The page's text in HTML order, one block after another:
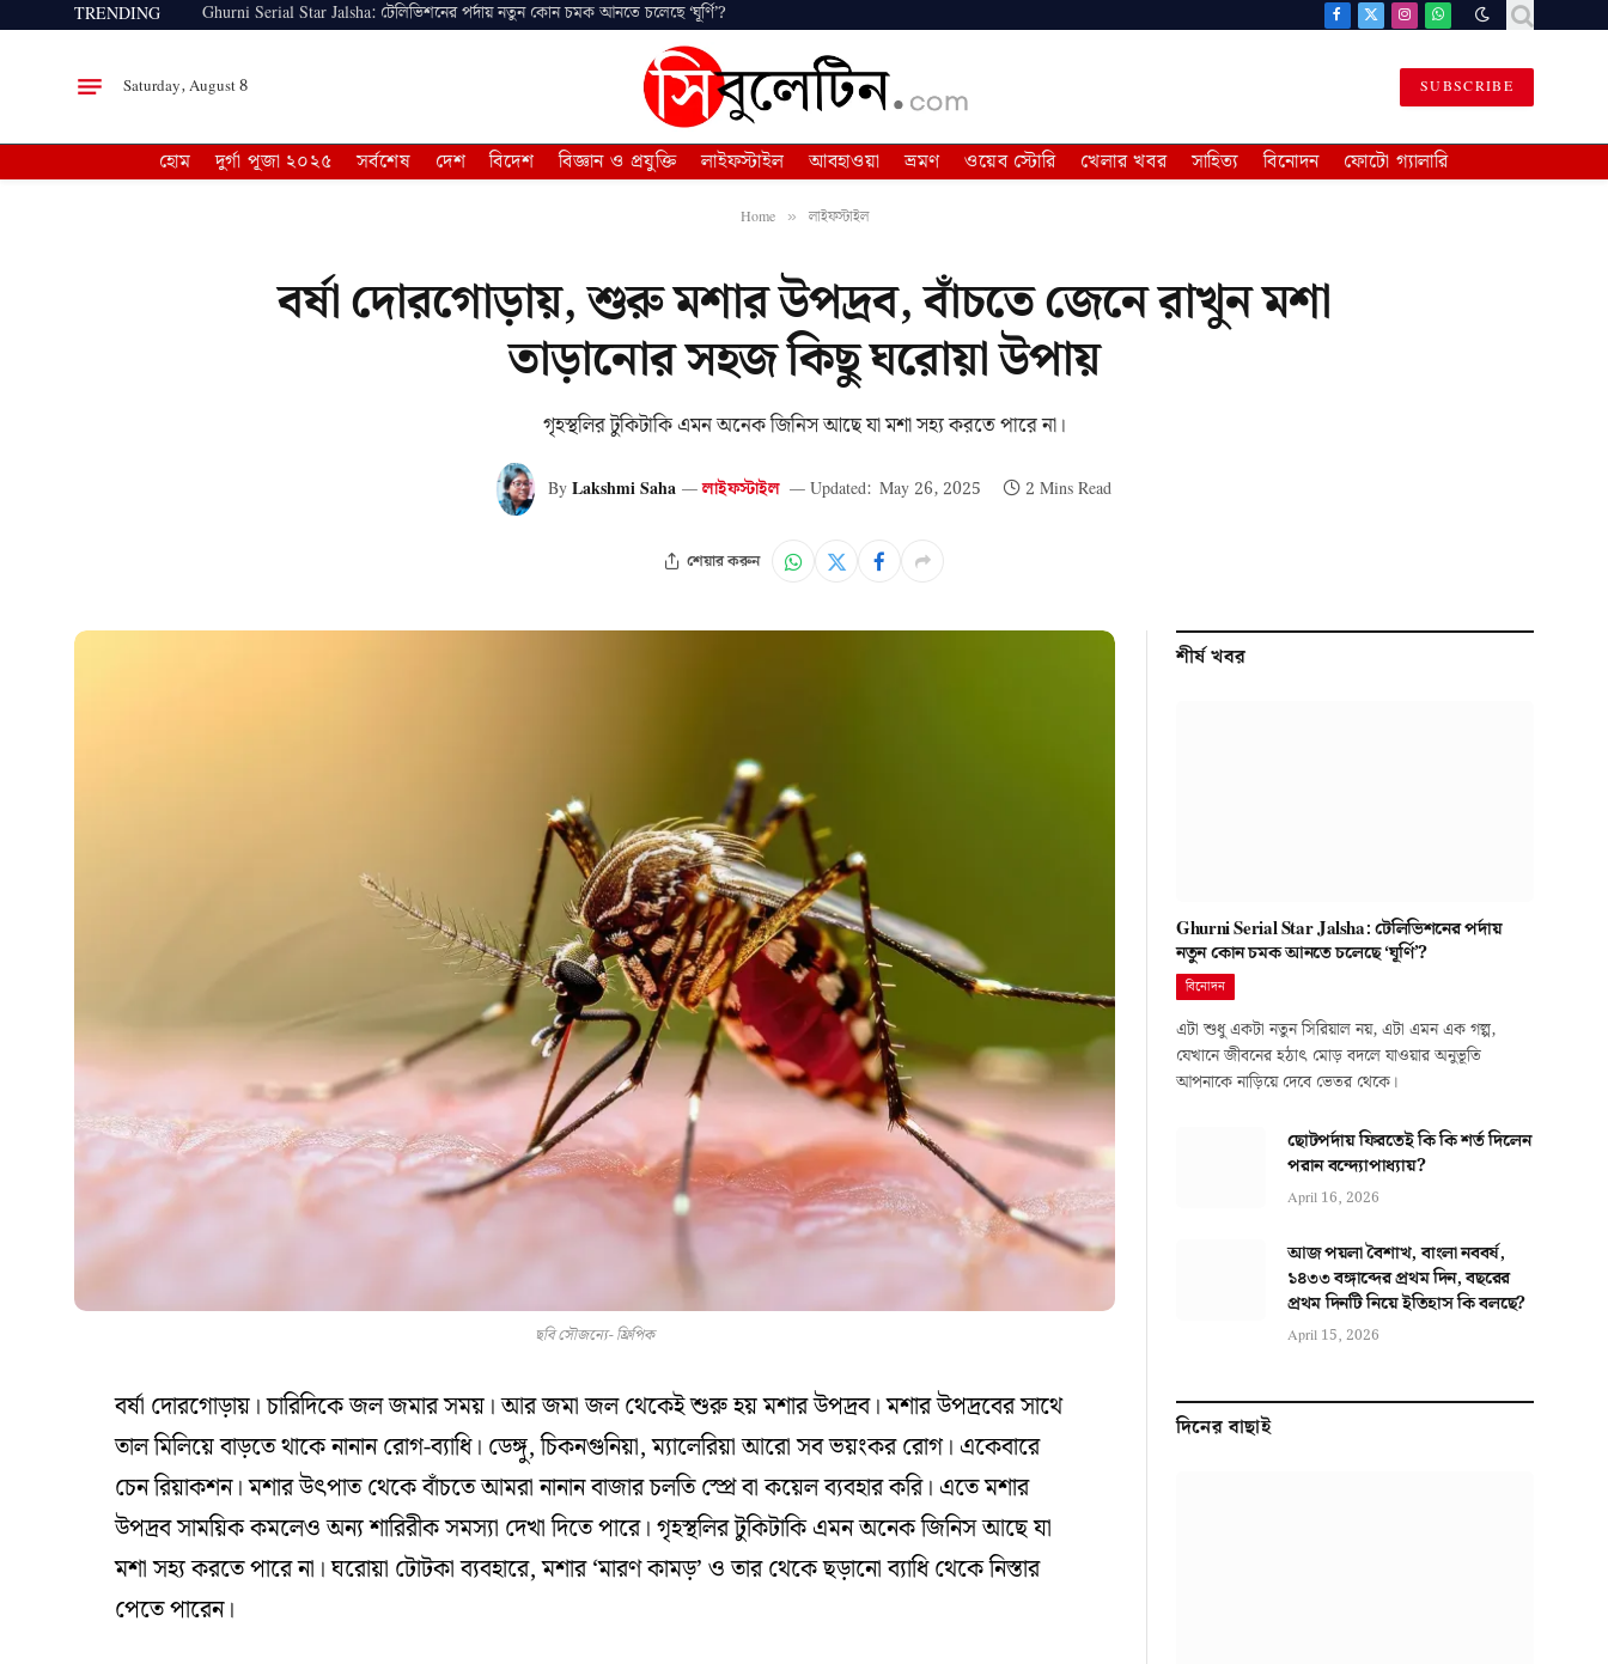
TRENDING Ghurni Serial Star Jalsha: টেলিভিশনের পর্দায় নতুন কোন চমক আনতে চলেছে ‘ঘূর্ণি’? Facebook
X
InstagramWhatsApp
Saturday, August 8 SUBSCRIBE
হোম দুর্গা পূজা ২০২৫ সর্বশেষ দেশ বিদেশ বিজ্ঞান ও প্রযুক্তি লাইফস্টাইল আবহাওয়া ভ্রমণ ওয়েব স্টোরি খেলার খবর সাহিত্য বিনোদন ফোটো গ্যালারি
Home » লাইফস্টাইল
বর্ষা দোরগোড়ায়, শুরু মশার উপদ্রব, বাঁচতে জেনে রাখুন মশা
তাড়ানোর সহজ কিছু ঘরোয়া উপায়
গৃহস্থলির টুকিটাকি এমন অনেক জিনিস আছে যা মশা সহ্য করতে পারে না।
ByLakshmi Saha লাইফস্টাইল Updated: May 26, 2025 2 Mins Read
শেয়ার করুন
ছবি সৌজন্যে- ফ্রিপিক
বর্ষা দোরগোড়ায়। চারিদিকে জল জমার সময়। আর জমা জল থেকেই শুরু হয় মশার উপদ্রব। মশার উপদ্রবের সাথে
তাল মিলিয়ে বাড়তে থাকে নানান রোগ-ব্যাধি। ডেঙ্গু, চিকনগুনিয়া, ম্যালেরিয়া আরো সব ভয়ংকর রোগ। একেবারে
চেন রিয়াকশন। মশার উৎপাত থেকে বাঁচতে আমরা নানান বাজার চলতি স্প্রে বা কয়েল ব্যবহার করি। এতে মশার
উপদ্রব সাময়িক কমলেও অন্য শারিরীক সমস্যা দেখা দিতে পারে। গৃহস্থলির টুকিটাকি এমন অনেক জিনিস আছে যা
মশা সহ্য করতে পারে না। ঘরোয়া টোটকা ব্যবহারে, মশার ‘মারণ কামড়’ ও তার থেকে ছড়ানো ব্যাধি থেকে নিস্তার
পেতে পারেন।
শীর্ষ খবর
Ghurni Serial Star Jalsha: টেলিভিশনের পর্দায়
নতুন কোন চমক আনতে চলেছে ‘ঘূর্ণি’?
বিনোদন
এটা শুধু একটা নতুন সিরিয়াল নয়, এটা এমন এক গল্প,
যেখানে জীবনের হঠাৎ মোড় বদলে যাওয়ার অনুভূতি
আপনাকে নাড়িয়ে দেবে ভেতর থেকে।
ছোটপর্দায় ফিরতেই কি কি শর্ত দিলেন
পরান বন্দ্যোপাধ্যায়?
April 16, 2026
আজ পয়লা বৈশাখ, বাংলা নববর্ষ,
১৪৩৩ বঙ্গাব্দের প্রথম দিন, বছরের
প্রথম দিনটি নিয়ে ইতিহাস কি বলছে?
April 15, 2026
দিনের বাছাই